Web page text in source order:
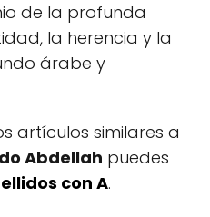
de la profunda
la herencia y la
árabe y
artículos similares a
Abdellah puedes
con A.